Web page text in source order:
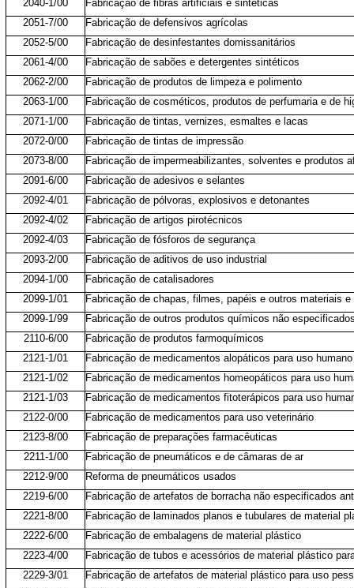
2040-1/00
Fabricação de fibras artificiais e sintéticas
2051-7/00
Fabricação de defensivos agrícolas
2052-5/00
Fabricação de desinfestantes domissanitários
2061-4/00
Fabricação de sabões e detergentes sintéticos
2062-2/00
Fabricação de produtos de limpeza e polimento
2063-1/00
Fabricação de cosméticos, produtos de perfumaria e de
2071-1/00
Fabricação de tintas, vernizes, esmaltes e lacas
2072-0/00
Fabricação de tintas de impressão
2073-8/00
Fabricação de impermeabilizantes, solventes e produtos
2091-6/00
Fabricação de adesivos e selantes
2092-4/01
Fabricação de pólvoras, explosivos e detonantes
2092-4/02
Fabricação de artigos pirotécnicos
2092-4/03
Fabricação de fósforos de segurança
2093-2/00
Fabricação de aditivos de uso industrial
2094-1/00
Fabricação de catalisadores
2099-1/01
Fabricação de chapas, filmes, papéis e outros materiais
2099-1/99
Fabricação de outros produtos químicos não
2110-6/00
Fabricação de produtos farmoquímicos
2121-1/01
Fabricação de medicamentos alopáticos para uso humano
2121-1/02
Fabricação de medicamentos homeopáticos para uso
2121-1/03
Fabricação de medicamentos fitoterápicos para uso
2122-0/00
Fabricação de medicamentos para uso veterinário
2123-8/00
Fabricação de preparações farmacêuticas
2211-1/00
Fabricação de pneumáticos e de câmaras de ar
2212-9/00
Reforma de pneumáticos usados
2219-6/00
Fabricação de artefatos de borracha não especificados
2221-8/00
Fabricação de laminados planos e tubulares de material
2222-6/00
Fabricação de embalagens de material plástico
2223-4/00
Fabricação de tubos e acessórios de material plástico
2229-3/01
Fabricação de artefatos de material plástico para uso